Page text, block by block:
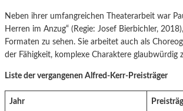
Neben ihrer umfangreichen Theaterarbeit war
Herren im Anzug“ (Regie: Josef Bierbichler,
Formaten zu sehen. Sie arbeitet auch als
der Fähigkeit, komplexe Charaktere glaubwürdig
Liste der vergangenen Alfred-Kerr-Preisträger
Jahr